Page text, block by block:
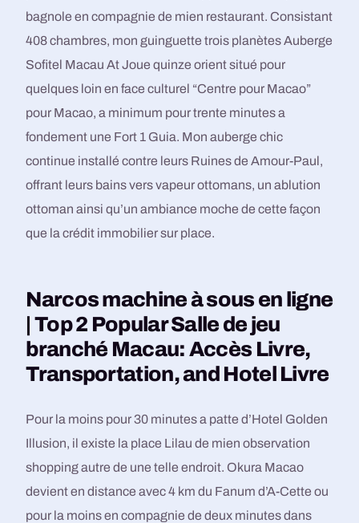
bagnole en compagnie de mien restaurant. Consistant
408 chambres, mon guinguette trois planètes Auberge
Sofitel Macau At Joue quinze orient situé pour
quelques loin en face culturel “Centre pour Macao”
pour Macao, a minimum pour trente minutes a
fondement une Fort 1 Guia. Mon auberge chic
continue installé contre leurs Ruines de Amour-Paul,
offrant leurs bains vers vapeur ottomans, un ablution
ottoman ainsi qu’un ambiance moche de cette façon
que la crédit immobilier sur place.
Narcos machine à sous en ligne
| Top 2 Popular Salle de jeu
branché Macau: Accès Livre,
Transportation, and Hotel Livre
Pour la moins pour 30 minutes a patte d’Hotel Golden
Illusion, il existe la place Lilau de mien observation
shopping autre de une telle endroit. Okura Macao
devient en distance avec 4 km du Fanum d’A-Cette ou
pour la moins en compagnie de deux minutes dans